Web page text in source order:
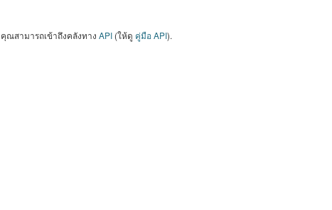
คุณสามารถเข้าถึงคลังทาง API (ให้ดู คู่มือ API).